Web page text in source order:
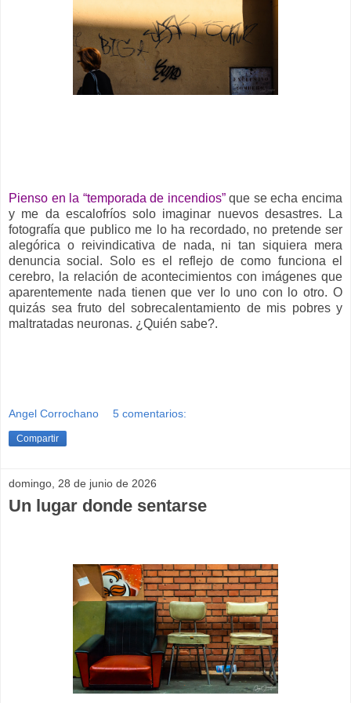
Pienso en la “temporada de incendios”que se echa encima
y me da escalofríos solo imaginar nuevos desastres. La
fotografía que publico me lo ha recordado, no pretende ser
alegórica o reivindicativa de nada, ni tan siquiera mera
denuncia social. Solo es el reflejo de como funciona el
cerebro, la relación de acontecimientos con imágenes que
aparentemente nada tienen que ver lo uno con lo otro. O
quizás sea fruto del sobrecalentamiento de mis pobres y
maltratadas neuronas. ¿Quién sabe?.
Angel Corrochano 5 comentarios:
Compartir
domingo, 28 de junio de 2026
Un lugar donde sentarse